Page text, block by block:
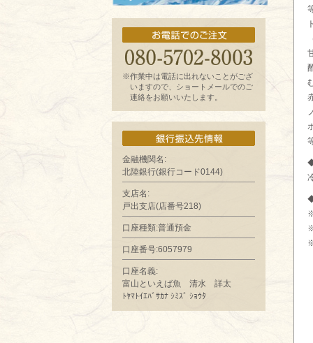
史）
※作業中は電話に出れないことがござ
いますので、ショートメールでのご
連絡をお願いいたします。
金融機関名:
北陸銀行(銀行コード0144)
支店名:
戸出支店(店番号218)
口座種類:普通預金
口座番号:6057979
口座名義:
富山といえば魚 清水 詳太
ﾄﾔﾏﾄｲｴﾊﾞｻｶﾅ ｼﾐｽﾞ ｼｮｳﾀ